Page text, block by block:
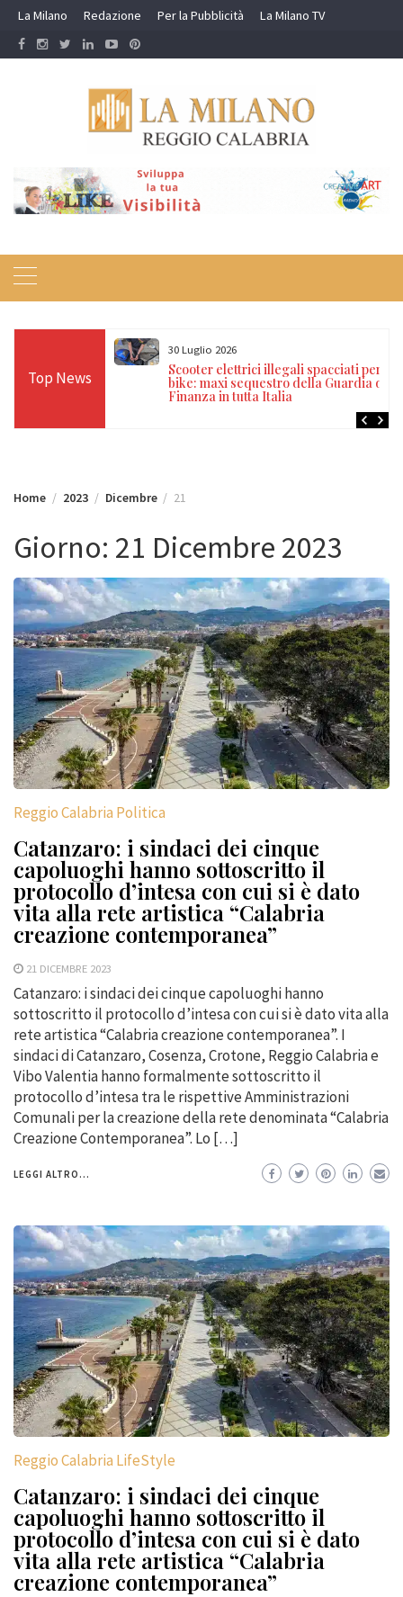
Skip
content
La Milano Redazione Per la Pubblicità La Milano TV
Top News
campi rom e
17 denunce e
30 Luglio 2026
Scooter elettrici illegali spacciati per e-
bike: maxi sequestro della Guardia di
Finanza in tutta Italia
Home 2023 Dicembre 21
Giorno: 21 Dicembre 2023
Reggio Calabria Politica
Catanzaro: i sindaci dei cinque
capoluoghi hanno sottoscritto il
protocollo d’intesa con cui si è dato
vita alla rete artistica “Calabria
creazione contemporanea”
21 DICEMBRE 2023
Catanzaro: i sindaci dei cinque capoluoghi hanno
sottoscritto il protocollo d’intesa con cui si è dato vita alla
rete artistica “Calabria creazione contemporanea”. I
sindaci di Catanzaro, Cosenza, Crotone, Reggio Calabria e
Vibo Valentia hanno formalmente sottoscritto il
protocollo d’intesa tra le rispettive Amministrazioni
Comunali per la creazione della rete denominata “Calabria
Creazione Contemporanea”. Lo […]
LEGGI ALTRO...
Reggio Calabria LifeStyle
Catanzaro: i sindaci dei cinque
capoluoghi hanno sottoscritto il
protocollo d’intesa con cui si è dato
vita alla rete artistica “Calabria
creazione contemporanea”